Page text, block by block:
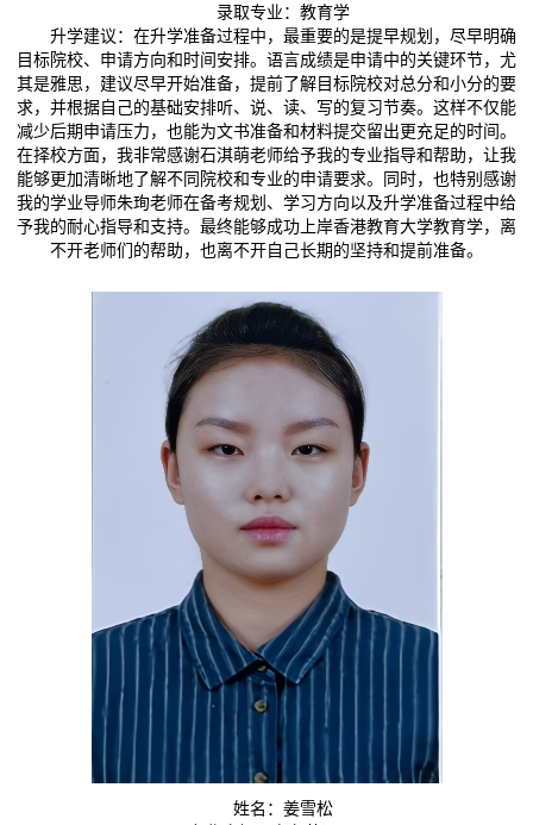
录取专业：教育学
升学建议：在升学准备过程中，最重要的是提早规划，尽早明确
目标院校、申请方向和时间安排。语言成绩是申请中的关键环节，尤
其是雅思，建议尽早开始准备，提前了解目标院校对总分和小分的要
求，并根据自己的基础安排听、说、读、写的复习节奏。这样不仅能
减少后期申请压力，也能为文书准备和材料提交留出更充足的时间。
在择校方面，我非常感谢石淇萌老师给予我的专业指导和帮助，让我
能够更加清晰地了解不同院校和专业的申请要求。同时，也特别感谢
我的学业导师朱珣老师在备考规划、学习方向以及升学准备过程中给
予我的耐心指导和支持。最终能够成功上岸香港教育大学教育学，离
不开老师们的帮助，也离不开自己长期的坚持和提前准备。
姓名：姜雪松